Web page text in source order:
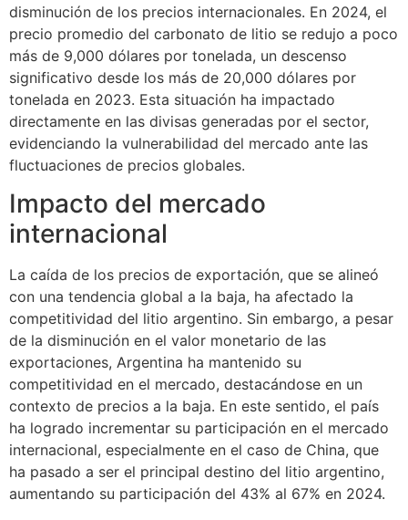
disminución de los precios internacionales. En 2024, el
precio promedio del carbonato de litio se redujo a poco
más de 9,000 dólares por tonelada, un descenso
significativo desde los más de 20,000 dólares por
tonelada en 2023. Esta situación ha impactado
directamente en las divisas generadas por el sector,
evidenciando la vulnerabilidad del mercado ante las
fluctuaciones de precios globales.
Impacto del mercado
internacional
La caída de los precios de exportación, que se alineó
con una tendencia global a la baja, ha afectado la
competitividad del litio argentino. Sin embargo, a pesar
de la disminución en el valor monetario de las
exportaciones, Argentina ha mantenido su
competitividad en el mercado, destacándose en un
contexto de precios a la baja. En este sentido, el país
ha logrado incrementar su participación en el mercado
internacional, especialmente en el caso de China, que
ha pasado a ser el principal destino del litio argentino,
aumentando su participación del 43% al 67% en 2024.